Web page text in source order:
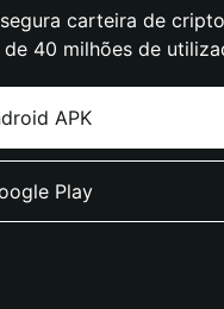
carteira de
40 milhões de
APK
Play